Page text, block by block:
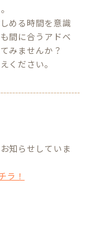
める時間を意識
間に合うアドベ
みませんか？
ください。
知らせしていま
ラ！